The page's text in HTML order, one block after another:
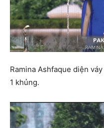
Ramina Ashfaque diện
1 khủng.